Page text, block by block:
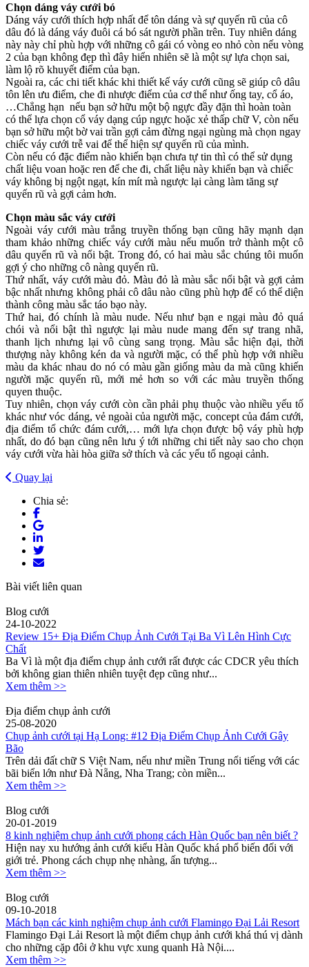
Chọn dáng váy cưới bó
Dáng váy cưới thích hợp nhất để tôn dáng và sự quyến rũ của cô
dâu đó là dáng váy đuôi cá bó sát người phần trên. Tuy nhiên dáng
này này chỉ phù hợp với những cô gái có vòng eo nhỏ còn nếu vòng
2 của bạn không đẹp thì đây hiển nhiên sẽ là một sự lựa chọn sai,
làm lộ rõ khuyết điểm của bạn.
Ngoài ra, các chi tiết khác khi thiết kế váy cưới cũng sẽ giúp cô dâu
tôn lên ưu điểm, che đi nhược điểm của cơ thể như ống tay, cổ áo,
…Chẳng hạn nếu bạn sở hữu một bộ ngực đầy đặn thì hoàn toàn
có thể lựa chọn cổ váy dạng cúp ngực hoặc xẻ thấp chữ V, còn nếu
bạn sở hữu một bờ vai trần gợi cảm đừng ngại ngùng mà chọn ngay
chiếc váy cưới trễ vai để thể hiện sự quyến rũ của mình.
Còn nếu có đặc điểm nào khiến bạn chưa tự tin thì có thể sử dụng
chất liệu voan hoặc ren để che đi, chất liệu này khiến bạn và chiếc
váy không bị ngột ngạt, kín mít mà ngược lại càng làm tăng sự
quyến rũ và gợi cảm hơn.
Chọn màu sắc váy cưới
Ngoài váy cưới màu trắng truyền thống bạn cũng hãy mạnh dạn
tham khảo những chiếc váy cưới màu nếu muốn trở thành một cô
dâu quyến rũ và nổi bật. Trong đó, có hai màu sắc chúng tôi muốn
gợi ý cho những cô nàng quyến rũ.
Thứ nhất, váy cưới màu đỏ. Màu đỏ là màu sắc nổi bật và gợi cảm
bậc nhất nhưng không phải cô dâu nào cũng phù hợp để có thể diện
thành công màu sắc táo bạo này.
Thứ hai, đó chính là màu nude. Nếu như bạn e ngại màu đỏ quá
chói và nổi bật thì ngược lại màu nude mang đến sự trang nhã,
thanh lịch nhưng lại vô cùng sang trọng. Màu sắc hiện đại, thời
thượng này không kén da và người mặc, có thể phù hợp với nhiều
màu da khác nhau do nó có màu gần giống màu da mà cũng khiến
người mặc quyến rũ, mới mẻ hơn so với các màu truyền thống
quyen thuộc.
Tuy nhiên, chọn váy cưới còn cần phải phụ thuộc vào nhiều yếu tố
khác như vóc dáng, vẻ ngoài của người mặc, concept của đám cưới,
địa điểm tổ chức đám cưới,… mới lựa chọn được bộ váy phù hợp
nhất, do đó bạn cũng nên lưu ý tới những chi tiết này sao cho chọn
váy cưới vừa hài hòa giữa sở thích và các yếu tố ngoại cảnh.
Quay lại
Chia sẻ:
Bài viết liên quan
Blog cưới
24-10-2022
Review 15+ Địa Điểm Chụp Ảnh Cưới Tại Ba Vì Lên Hình Cực
Chất
Ba Vì là một địa điểm chụp ảnh cưới rất được các CDCR yêu thích
bởi không gian thiên nhiên tuyệt đẹp cũng như...
Xem thêm >>
Địa điểm chụp ảnh cưới
25-08-2020
Chụp ảnh cưới tại Hạ Long: #12 Địa Điểm Chụp Ảnh Cưới Gây
Bão
Trên dải đất chữ S Việt Nam, nếu như miền Trung nổi tiếng với các
bãi biển lớn như Đà Nẵng, Nha Trang; còn miền...
Xem thêm >>
Blog cưới
20-01-2019
8 kinh nghiệm chụp ảnh cưới phong cách Hàn Quốc bạn nên biết ?
Hiện nay xu hướng ảnh cưới kiểu Hàn Quốc khá phổ biến đối với
giới trẻ. Phong cách chụp nhẹ nhàng, ấn tượng...
Xem thêm >>
Blog cưới
09-10-2018
Mách bạn các kinh nghiệm chụp ảnh cưới Flamingo Đại Lải Resort
Flamingo Đại Lải Resort là một điểm chụp ảnh cưới khá thú vị dành
cho những cặp đôi ở khu vực xung quanh Hà Nội....
Xem thêm >>